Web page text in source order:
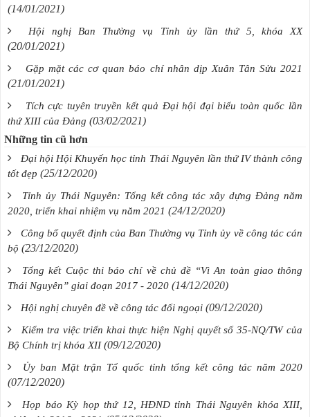
(14/01/2021)
Hội nghị Ban Thường vụ Tỉnh ủy lần thứ 5, khóa XX
(20/01/2021)
Gặp mặt các cơ quan báo chí nhân dịp Xuân Tân Sửu 2021
(21/01/2021)
Tích cực tuyên truyền kết quả Đại hội đại biểu toàn quốc lần
thứ XIII của Đảng (03/02/2021)
Những tin cũ hơn
Đại hội Hội Khuyến học tỉnh Thái Nguyên lần thứ IV thành công
tốt đẹp (25/12/2020)
Tỉnh ủy Thái Nguyên: Tổng kết công tác xây dựng Đảng năm
2020, triển khai nhiệm vụ năm 2021 (24/12/2020)
Công bố quyết định của Ban Thường vụ Tỉnh ủy về công tác cán
bộ (23/12/2020)
Tổng kết Cuộc thi báo chí về chủ đề “Vì An toàn giao thông
Thái Nguyên” giai đoạn 2017 - 2020 (14/12/2020)
Hội nghị chuyên đề về công tác đối ngoại (09/12/2020)
Kiểm tra việc triển khai thực hiện Nghị quyết số 35-NQ/TW của
Bộ Chính trị khóa XII (09/12/2020)
Ủy ban Mặt trận Tổ quốc tỉnh tổng kết công tác năm 2020
(07/12/2020)
Họp báo Kỳ họp thứ 12, HĐND tỉnh Thái Nguyên khóa XIII,